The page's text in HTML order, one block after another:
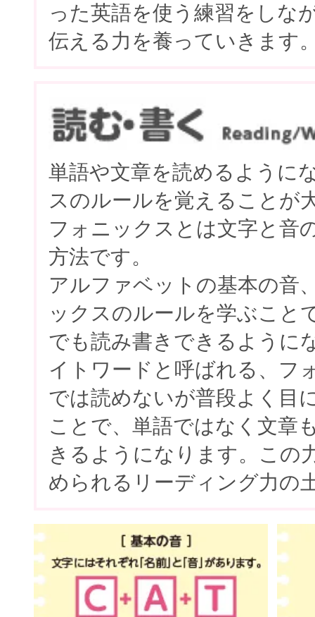
った英語を使う練習をしな
伝える力を養っていきます
単語や文章を読めるように
スのルールを覚えることが
フォニックスとは文字と音
方法です。
アルファベットの基本の音
ックスのルールを学ぶこと
でも読み書きできるように
イトワードと呼ばれる、フ
では読めないが普段よく目
ことで、単語ではなく文章
きるようになります。この
められるリーディング力の